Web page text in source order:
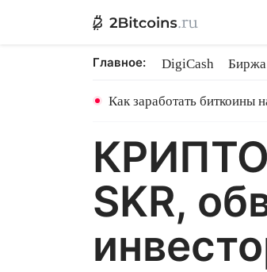
Главное: DigiCash
Как заработать биткоины
SKR,